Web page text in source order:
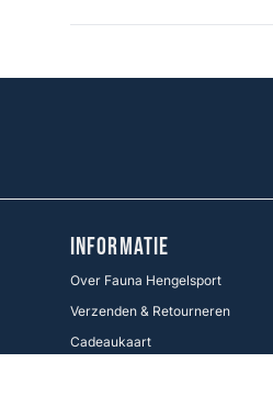
INFORMATIE
Over Fauna Hengelsport
Verzenden & Retourneren
Cadeaukaart